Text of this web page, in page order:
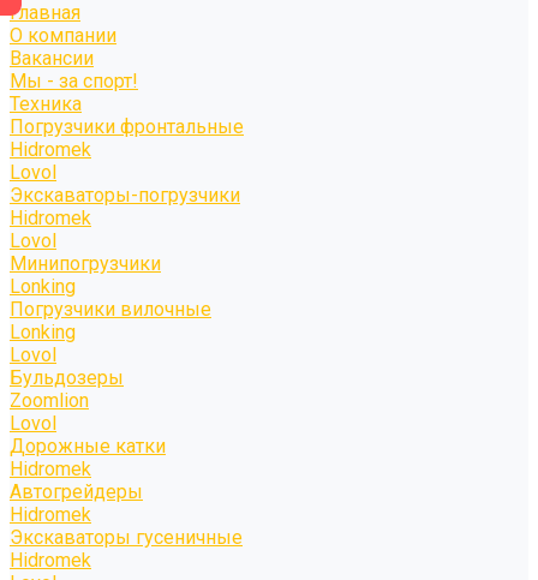
Главная
О компании
Вакансии
Мы - за спорт!
Техника
Погрузчики фронтальные
Hidromek
Lovol
Экскаваторы-погрузчики
Hidromek
Lovol
Минипогрузчики
Lonking
Погрузчики вилочные
Lonking
Lovol
Бульдозеры
Zoomlion
Lovol
Дорожные катки
Hidromek
Автогрейдеры
Hidromek
Экскаваторы гусеничные
Hidromek